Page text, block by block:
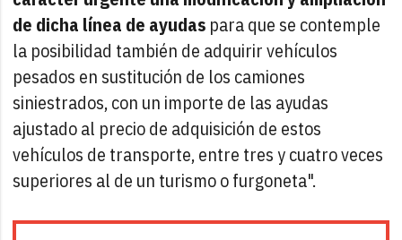
de dicha línea de ayudas para que se contemple
la posibilidad también de adquirir vehículos
pesados en sustitución de los camiones
siniestrados, con un importe de las ayudas
ajustado al precio de adquisición de estos
vehículos de transporte, entre tres y cuatro veces
superiores al de un turismo o furgoneta".